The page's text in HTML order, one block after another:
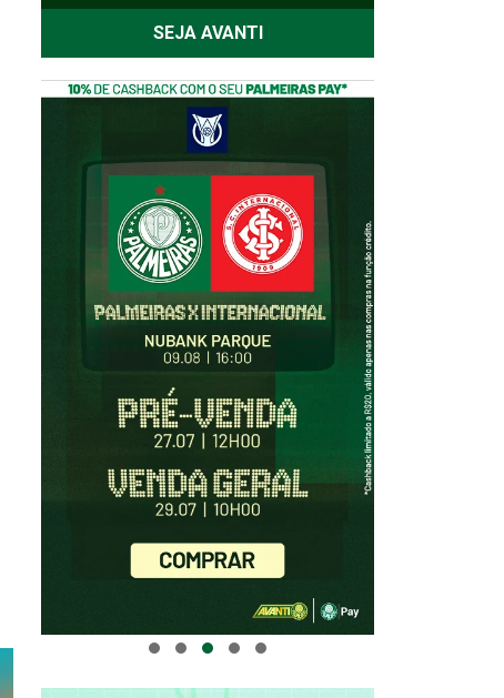
SEJA AVANTI